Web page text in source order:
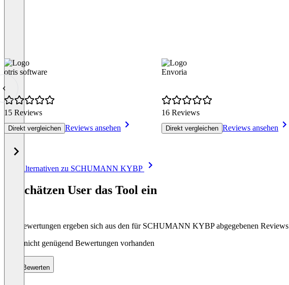
otris software
15 Reviews
Direkt vergleichen Reviews ansehen
Envoria
16 Reviews
Direkt vergleichen Reviews ansehen
Alle Alternativen zu SCHUMANN KYBP
So schätzen User das Tool ein
Die Bewertungen ergeben sich aus den für SCHUMANN KYBP abgegebenen Reviews
Noch nicht genügend Bewertungen vorhanden
Bewerten